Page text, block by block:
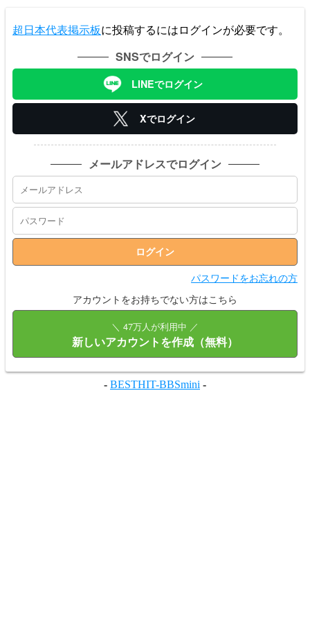
超日本代表掲示板に投稿するにはログインが必要です。
SNSでログイン
LINEでログイン
Xでログイン
メールアドレスでログイン
パスワードをお忘れの方
アカウントをお持ちでない方はこちら
＼ 47万人が利用中 ／
新しいアカウントを作成（無料）
- BESTHIT-BBSmini -